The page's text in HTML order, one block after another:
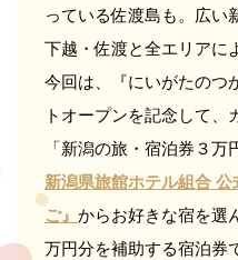
っている佐渡島も。広い
下越・佐渡と全エリアに
今回は、『にいがたのつ
トオープンを記念して、
「新潟の旅・宿泊券３万
新潟県旅館ホテル組合
ご』 からお好きな宿を選
万円分を補助する宿泊券